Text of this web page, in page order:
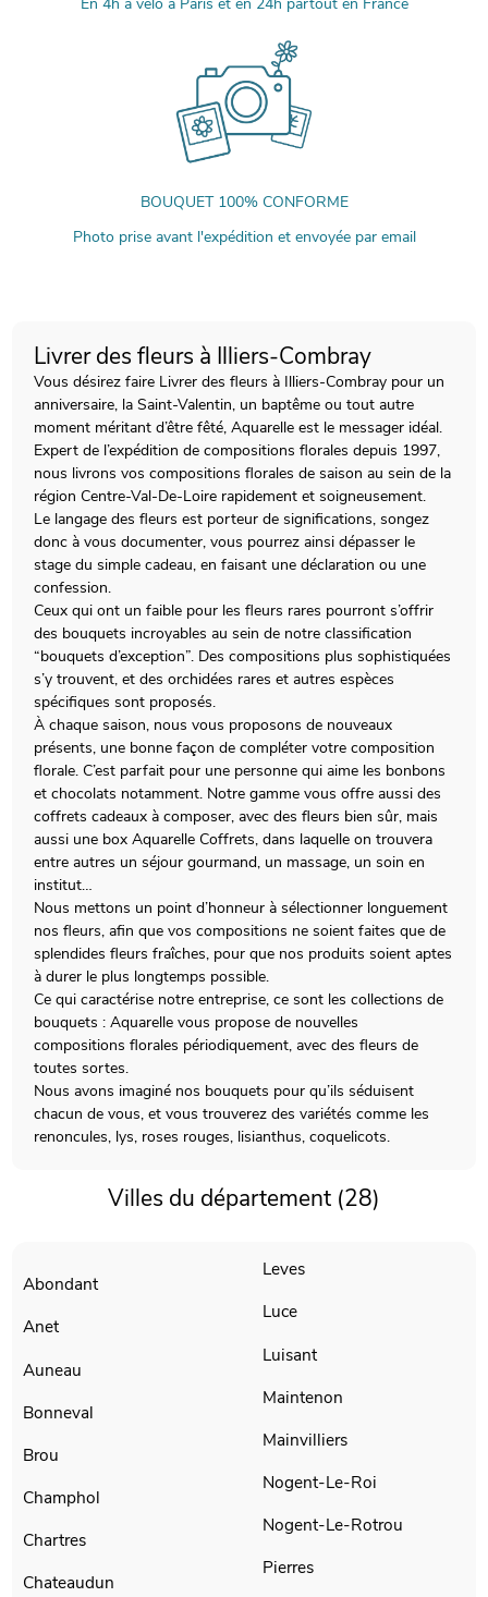
En 4h à vélo à Paris et en 24h partout en France
BOUQUET 100% CONFORME
Photo prise avant l'expédition et envoyée par email
Livrer des fleurs à Illiers-Combray
Vous désirez faire Livrer des fleurs à Illiers-Combray pour un
anniversaire, la Saint-Valentin, un baptême ou tout autre
moment méritant d’être fêté, Aquarelle est le messager idéal.
Expert de l’expédition de compositions florales depuis 1997,
nous livrons vos compositions florales de saison au sein de la
région Centre-Val-De-Loire rapidement et soigneusement.
Le langage des fleurs est porteur de significations, songez
donc à vous documenter, vous pourrez ainsi dépasser le
stage du simple cadeau, en faisant une déclaration ou une
confession.
Ceux qui ont un faible pour les fleurs rares pourront s’offrir
des bouquets incroyables au sein de notre classification
“bouquets d’exception”. Des compositions plus sophistiquées
s’y trouvent, et des orchidées rares et autres espèces
spécifiques sont proposés.
À chaque saison, nous vous proposons de nouveaux
présents, une bonne façon de compléter votre composition
florale. C’est parfait pour une personne qui aime les bonbons
et chocolats notamment. Notre gamme vous offre aussi des
coffrets cadeaux à composer, avec des fleurs bien sûr, mais
aussi une box Aquarelle Coffrets, dans laquelle on trouvera
entre autres un séjour gourmand, un massage, un soin en
institut…
Nous mettons un point d’honneur à sélectionner longuement
nos fleurs, afin que vos compositions ne soient faites que de
splendides fleurs fraîches, pour que nos produits soient aptes
à durer le plus longtemps possible.
Ce qui caractérise notre entreprise, ce sont les collections de
bouquets : Aquarelle vous propose de nouvelles
compositions florales périodiquement, avec des fleurs de
toutes sortes.
Nous avons imaginé nos bouquets pour qu’ils séduisent
chacun de vous, et vous trouverez des variétés comme les
renoncules, lys, roses rouges, lisianthus, coquelicots.
Villes du département (28)
Abondant
Anet
Auneau
Bonneval
Brou
Champhol
Chartres
Chateaudun
Leves
Luce
Luisant
Maintenon
Mainvilliers
Nogent-Le-Roi
Nogent-Le-Rotrou
Pierres